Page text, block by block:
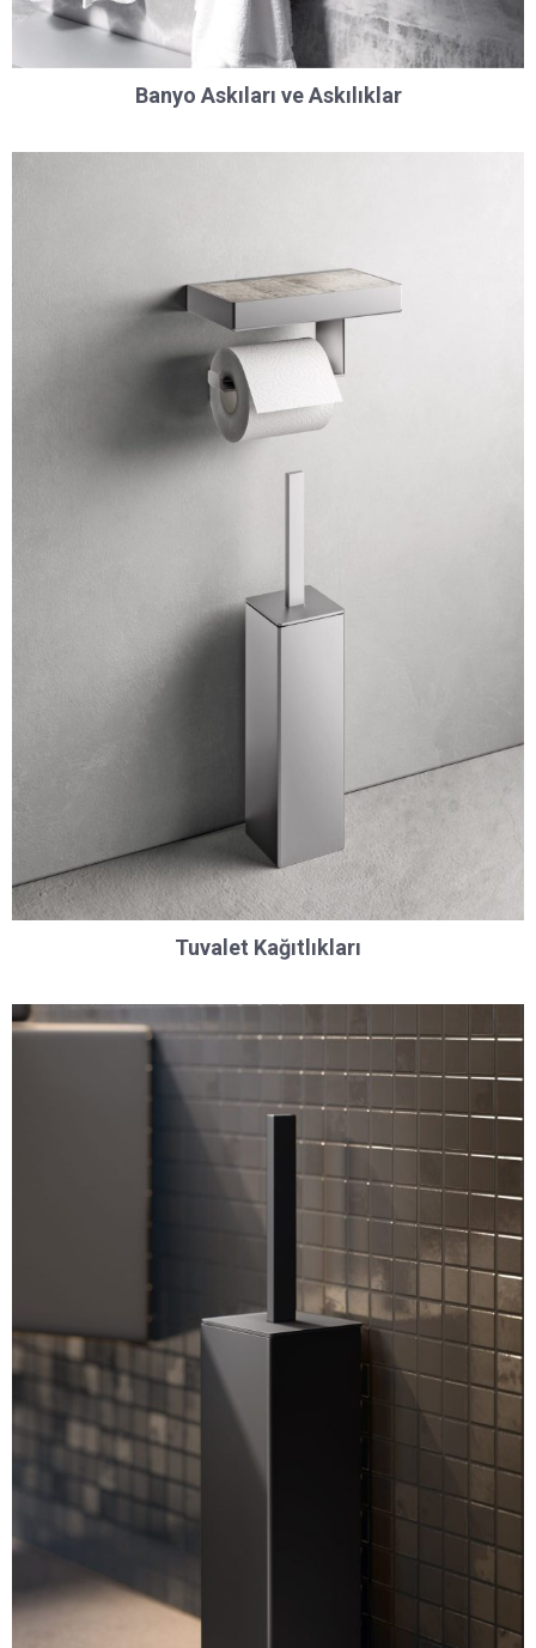
Banyo Askıları ve Askılıklar
Tuvalet Kağıtlıkları